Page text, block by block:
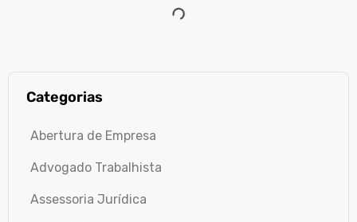
Categorias
Abertura de Empresa
Advogado Trabalhista
Assessoria Jurídica